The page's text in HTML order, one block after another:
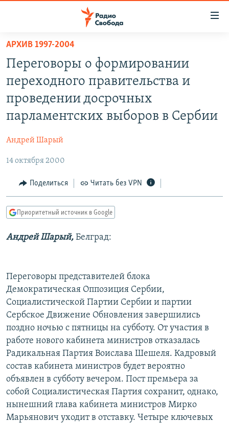
упрощенного
доступа
основному
содержанию
Вернутся
навигации
Вернутся
поиску
ПОДКАСТЫ
АВТОРСКИЕ ПРОЕКТЫ
КУЛЬТУРА
IDEL.РЕАЛИИ
КАВКАЗ.РЕАЛИИ
СИБИРЬ.РЕАЛИИ
РАСПИСАНИЕ ВЕЩАНИЯ
СОЦИАЛЬНЫЕ СЕТИ
Все сайты РСЕ/РС
АРХИВ 1997-2004
Переговоры о формировании
переходного правительства и
проведении досрочных
парламентских выборов в Сербии
Андрей Шарый
14 октября 2000
Поделиться Читать без VPN
Приоритетный источник в Google
Андрей Шарый, Белград:
Переговоры представителей блока
Демократическая Оппозиция Сербии,
Социалистической Партии Сербии и партии
Сербское Движение Обновления завершились
поздно ночью с пятницы на субботу. От участия в
работе нового кабинета министров отказалась
Радикальная Партия Воислава Шешеля. Кадровый
состав кабинета министров будет вероятно
объявлен в субботу вечером. Пост премьера за
собой Социалистическая Партия сохранит, однако,
нынешний глава кабинета министров Мирко
Марьянович уходит в отставку. Четыре ключевых